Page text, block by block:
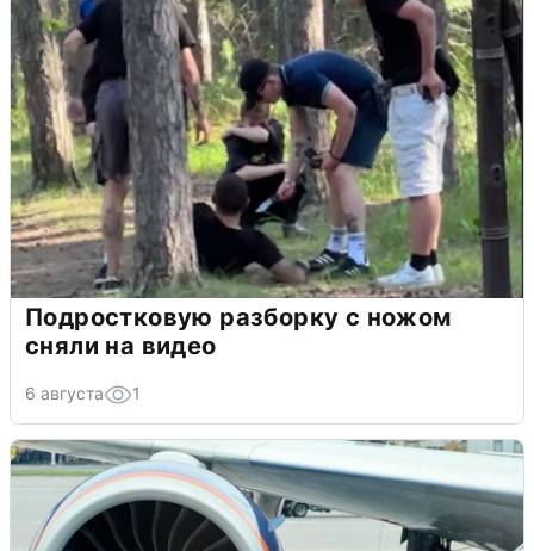
Подростковую разборку с ножом
сняли на видео
6 августа 1